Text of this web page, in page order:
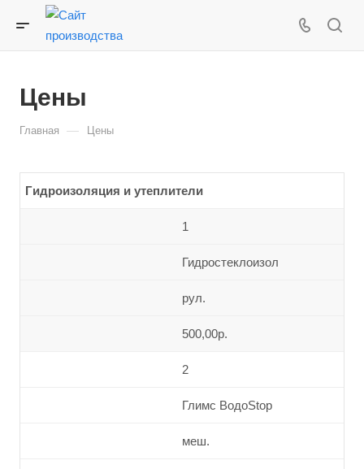
Цены
Главная — Цены
Гидроизоляция и утеплители
1
Гидростеклоизол
рул.
500,00р.
2
Глимс ВодоStop
меш.